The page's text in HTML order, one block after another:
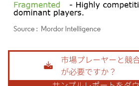
画像 © Mordor Intelligence。再利用にはCC BY